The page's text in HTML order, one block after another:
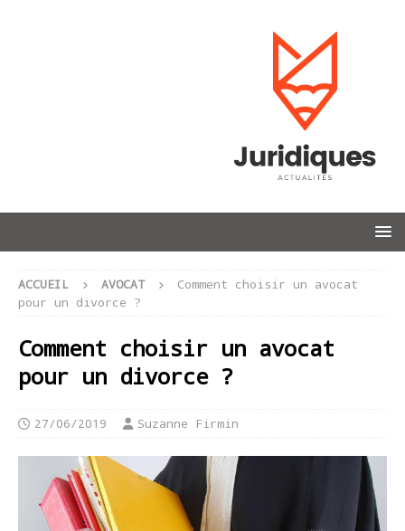
ACCUEIL AVOCAT
Comment choisir un avocat
pour un divorce ?
Comment choisir un avocat
pour un divorce ?
27/06/2019 Suzanne Firmin